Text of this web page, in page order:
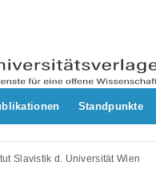
Standpunkte
Slavistik d. Universität Wien